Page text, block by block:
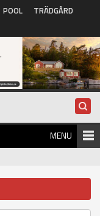
POOL
TRÄDGÅRD
MENU